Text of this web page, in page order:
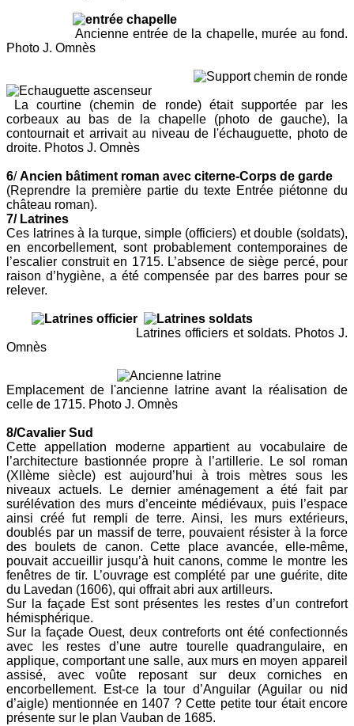
Ancienne entrée de la chapelle, murée au fond.
Photo J. Omnès
La courtine (chemin de ronde) était supportée par les
corbeaux au bas de la chapelle (photo de gauche), la
contournait et arrivait au niveau de l'échauguette, photo de
droite. Photos J. Omnès
6/ Ancien bâtiment roman avec citerne-Corps de garde
(Reprendre la première partie du texte Entrée piétonne du
château roman).
7/ Latrines
Ces latrinesà la turque, simple (officiers) et double (soldats),
en encorbellement, sont probablement contemporaines de
l’escalier construit en 1715. L’absence de siège percé, pour
raison d’hygiène, a été compensée par des barres pour se
relever.
Latrines officiers et soldats. Photos J.
Omnès
Emplacement de l'ancienne latrine avant la réalisation de
celle de 1715. Photo J. Omnès
8/Cavalier Sud
Cette appellation moderne appartient au vocabulaire de
l’architecture bastionnée propre à l’artillerie.
Le sol roman
(XIIème siècle) est aujourd’hui à trois mètres sous les
niveaux actuels. Le dernier aménagement a été fait par
surélévation des murs d’enceinte médiévaux, puis l’espace
ainsi créé fut rempli de terre. Ainsi, les murs extérieurs,
doublés par un massif de terre, pouvaient résister à la force
des boulets de canon. Cette place avancée, elle-même,
pouvait accueillir jusqu’à huit canons, comme le montre les
fenêtres de tir. L’ouvrage est complété par une guérite, dite
du Lavedan (1606), qui offrait abri aux artilleurs.
Sur la façade Est sont présentes les restes d’un contrefort
hémisphérique.
Sur la façade Ouest, deux contreforts ont été confectionnés
avec les restes d’une autre tourelle quadrangulaire, en
applique, comportant une salle, aux murs en moyen appareil
assisé, avec voûte reposant sur deux corniches en
encorbellement. Est-ce la tour d’Anguilar (Aguilar ou nid
d’aigle) mentionnée en 1407 ? Cette petite tour était encore
présente sur le plan Vauban de 1685.